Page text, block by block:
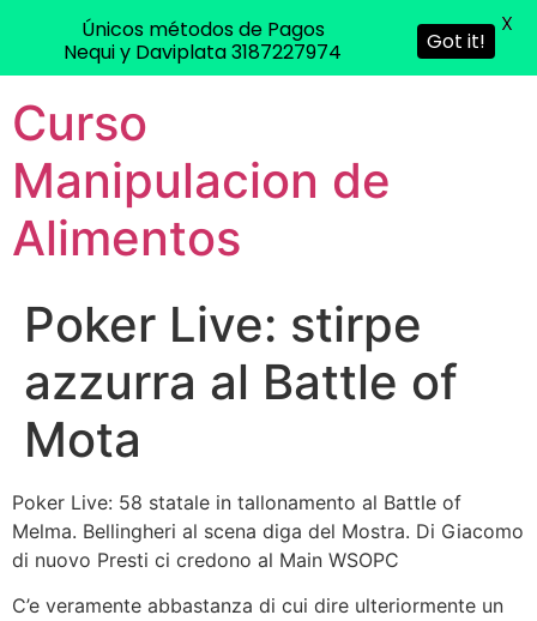
Curso
Manipulacion de
Alimentos
Poker Live: stirpe
azzurra al Battle of
Mota
Poker Live: 58 statale in tallonamento al Battle of
Melma. Bellingheri al scena diga del Mostra. Di Giacomo
di nuovo Presti ci credono al Main WSOPC
C’e veramente abbastanza di cui dire ulteriormente un
Únicos métodos de Pagos
Nequi y Daviplata 3187227974
Got it!
X